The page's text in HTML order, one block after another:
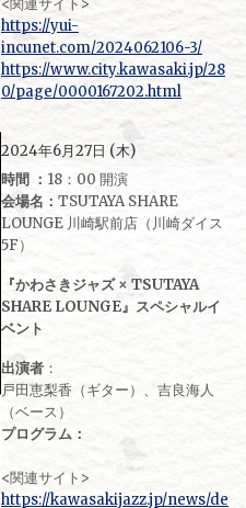
<関連サイト>
https://yui-
incunet.com/2024062106-3/
https://www.city.kawasaki.jp/28
0/page/0000167202.html
2024年6月27日 (木)
時間 ： 18：00 開演
会場名： TSUTAYA SHARE
LOUNGE 川崎駅前店（川崎ダイス
5F）
『かわさきジャズ × TSUTAYA
SHARE LOUNGE』スペシャルイ
ベント
出演者 ：
戸田恵梨香（ギター）、吉良海人
（ベース）
プログラム：
<関連サイト>
https://kawasakijazz.jp/news/de